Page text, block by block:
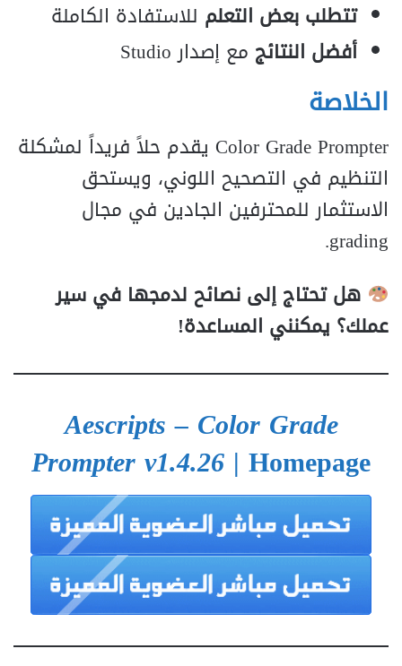
تتطلب بعض التعلم للاستفادة الكاملة
أفضل النتائج مع إصدار Studio
الخلاصة
Color Grade Prompter يقدم حلاً فريداً لمشكلة
التنظيم في التصحيح اللوني، ويستحق
الاستثمار للمحترفين الجادين في مجال
grading.
هل تحتاج إلى نصائح لدمجها في سير
عملك؟ يمكنني المساعدة!
Aescripts – Color Grade
Prompter v1.4.26 | Homepage